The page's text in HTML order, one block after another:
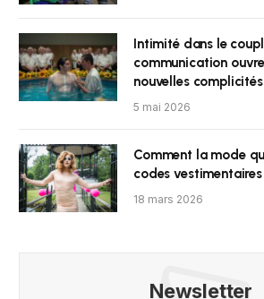
Intimité dans le
communication
nouvelles complicités
5 mai 2026
Comment la mode
codes
18 mars 2026
Newsletter